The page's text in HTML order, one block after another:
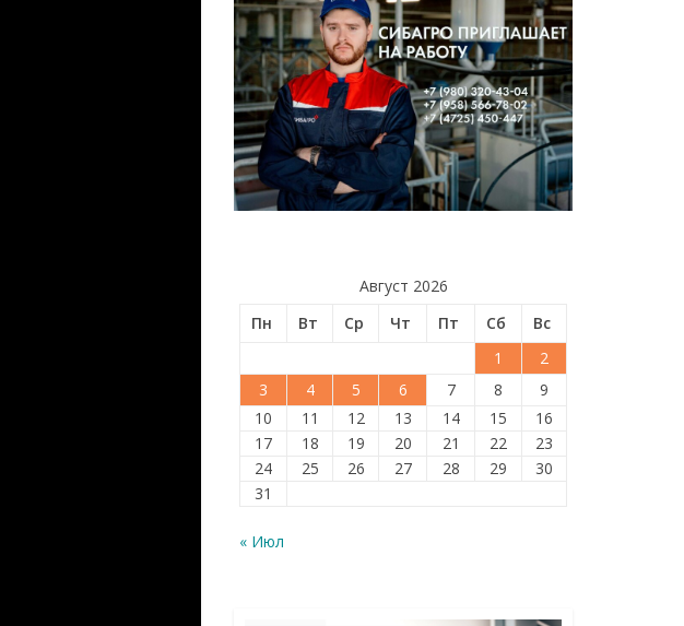
Август 2026
Пн
Вт Ср Чт Пт Сб
Вс
1
2
3
4 5 6 7 8
9
10
11 12 13 14 15
16
17
18 19 20 21 22
23
24
25 26 27 28 29
30
31
« Июл